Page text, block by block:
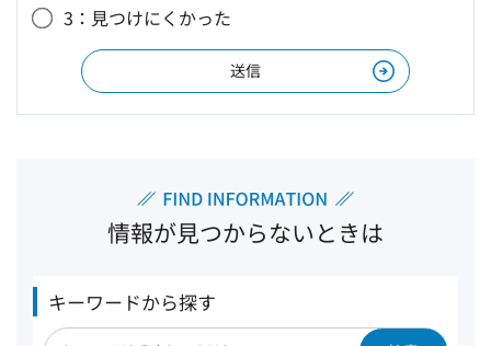
3：見つけにくかった
情報が見つからないときは
キーワードから探す